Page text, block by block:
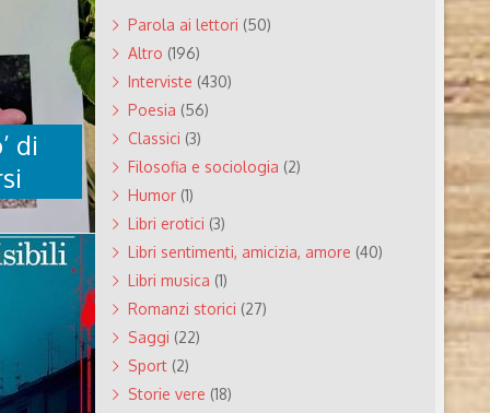
Bertoli
di
e
è stato
di
DI
Roversi
Parola ai lettori (50)
Altro (196)
Interviste (430)
Poesia (56)
Classici (3)
Filosofia e sociologia (2)
Humor(1)
Libri erotici (3)
Libri sentimenti, amicizia, amore (40)
Libri musica (1)
Romanzi storici (27)
Saggi (22)
Sport(2)
Storie vere (18)